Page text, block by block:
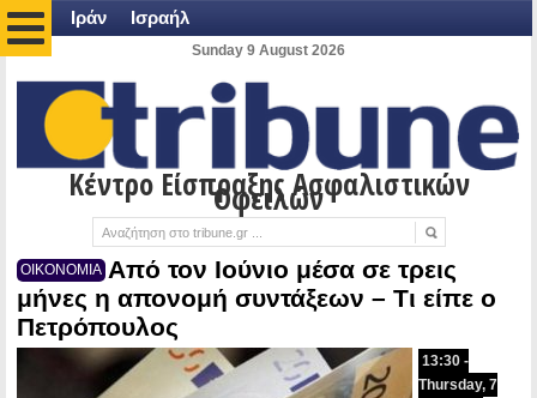
Ιράν Ισραήλ
Sunday 9 August 2026
Κέντρο Είσπραξης Ασφαλιστικών
Οφειλών
ΟΙΚΟΝΟΜΙΑ Από τον Ιούνιο μέσα σε τρεις
μήνες η απονομή συντάξεων – Τι είπε ο
Πετρόπουλος
13:30 -
Thursday, 7